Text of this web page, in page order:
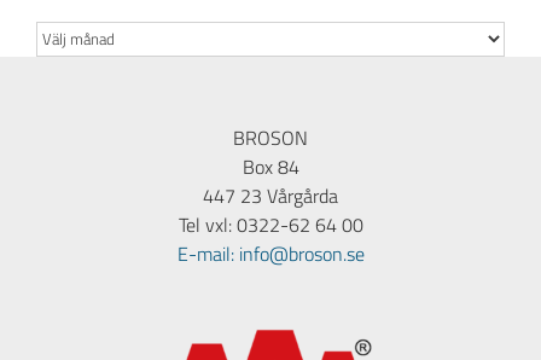
Arkiv
BROSON
Box 84
447 23 Vårgårda
Tel vxl: 0322-62 64 00
E-mail: info@broson.se